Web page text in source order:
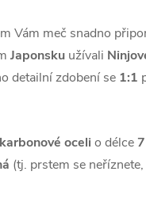
Vám meč snadno
Japonsku užívali
detailní zdobení se 1:1
karbonové oceli o délce
(tj. prstem se